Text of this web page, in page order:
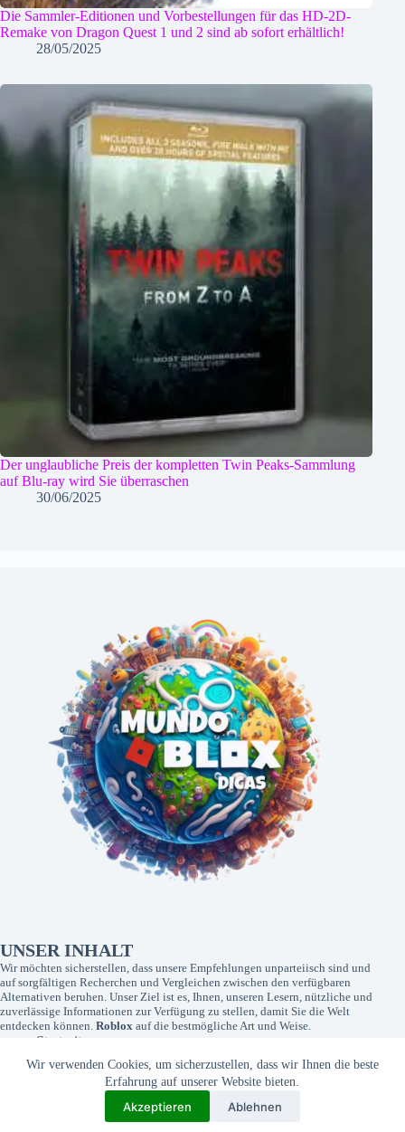
Wir verwenden Cookies, um sicherzustellen, dass wir Ihnen die beste
Erfahrung auf unserer Website bieten.
Akzeptieren Ablehnen
Die Sammler-Editionen und Vorbestellungen für das HD-2D-
Remake von Dragon Quest 1 und 2 sind ab sofort erhältlich!
28/05/2025
Der unglaubliche Preis der kompletten Twin Peaks-Sammlung
auf Blu-ray wird Sie überraschen
30/06/2025
UNSER INHALT
Wir möchten sicherstellen, dass unsere Empfehlungen unparteiisch sind und
auf sorgfältigen Recherchen und Vergleichen zwischen den verfügbaren
Alternativen beruhen. Unser Ziel ist es, Ihnen, unseren Lesern, nützliche und
zuverlässige Informationen zur Verfügung zu stellen, damit Sie die Welt
entdecken können. Roblox auf die bestmögliche Art und Weise.
Startseite
Kontakt
Über uns
Datenschutzbestimmungen
Nutzungsbedingungen
Transparenz der Seite